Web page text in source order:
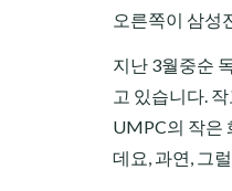
오른쪽이 삼성
지난 3월중순
고 있습니다.
UMPC의 작은
데요, 과연, 그